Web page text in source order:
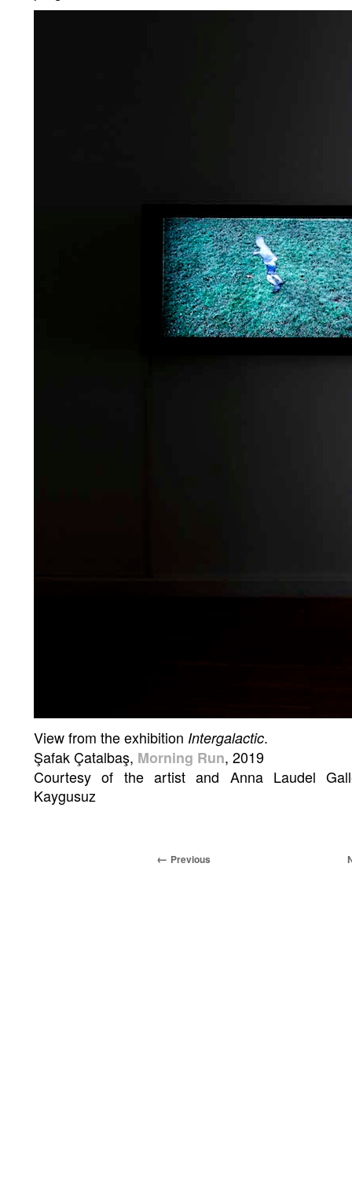
View from the exhibition Intergalactic.
Şafak Çatalbaş, Morning Run, 2019
Courtesy of the artist and Anna Laudel
Kaygusuz
Previous